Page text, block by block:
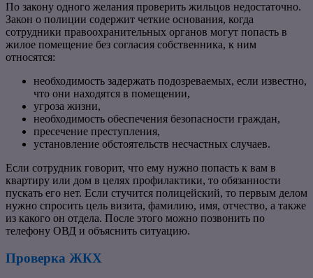
По закону одного желания проверить жильцов недостаточно.
Закон о полиции содержит четкие основания, когда
сотрудники правоохранительных органов могут попасть в
жилое помещение без согласия собственника, к ним
относятся:
необходимость задержать подозреваемых, если известно,
что они находятся в помещении,
угроза жизни,
необходимость обеспечения безопасности граждан,
пресечение преступления,
установление обстоятельств несчастных случаев.
Если сотрудник говорит, что ему нужно попасть к вам в
квартиру или дом в целях профилактики, то обязанности
пускать его нет. Если стучится полицейский, то первым делом
нужно спросить цель визита, фамилию, имя, отчество, а также
из какого он отдела. После этого можно позвонить по
телефону ОВД и объяснить ситуацию.
Проверка ЖКХ